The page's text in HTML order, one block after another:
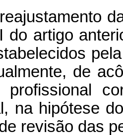
do artigo
de
profissional
na hipótese
revisão das